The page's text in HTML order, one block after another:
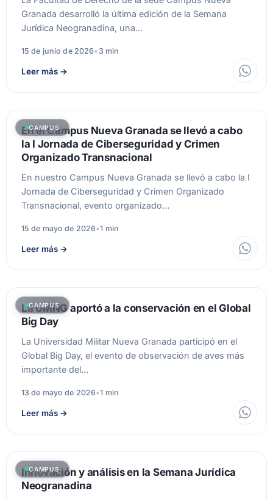
Granada desarrolló la última edición de la Semana
Jurídica Neogranadina, una…
15 de junio de 2026• 3 min
Leer más →
CAMPUS
En el Campus Nueva Granada se llevó a cabo
la I Jornada de Ciberseguridad y Crimen
Organizado Transnacional
En nuestro Campus Nueva Granada se llevó a cabo la I
Jornada de Ciberseguridad y Crimen Organizado
Transnacional, evento organizado…
15 de mayo de 2026•1 min
Leer más →
CAMPUS
La UMNG aportó a la conservación en el Global
Big Day
La Universidad Militar Nueva Granada participó en el
Global Big Day, el evento de observación de aves más
importante del…
13 de mayo de 2026•1 min
Leer más →
CAMPUS
Innovación y análisis en la Semana Jurídica
Neogranadina